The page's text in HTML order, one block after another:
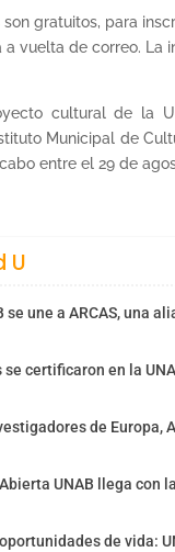
gratuitos, para
a vuelta de correo.
cultural de la
Municipal de
entre el 29 de
U
se une a ARCAS, una
se certificaron en la
de Europa,
UNAB llega con
de vida: